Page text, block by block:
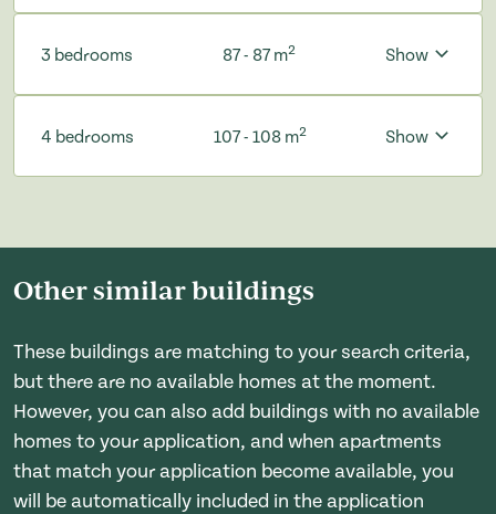
3 bedrooms 87 - 87 m2 Show
4 bedrooms 107 - 108 m2 Show
Other similar buildings
These buildings are matching to your search criteria,
but there are no available homes at the moment.
However, you can also add buildings with no available
homes to your application, and when apartments
that match your application become available, you
will be automatically included in the application